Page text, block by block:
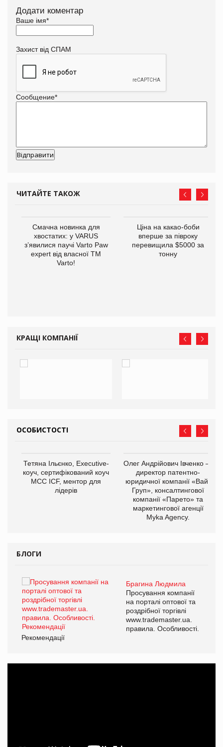
Додати коментар
Ваше імя*
Захист від СПАМ
Сообщение*
ЧИТАЙТЕ ТАКОЖ
Смачна новинка для
хвостатих: у VARUS
з’явилися паучі Varto Paw
expert від власної ТМ
Varto!
Ціна на какао-боби
вперше за півроку
перевищила $5000 за
тонну
КРАЩІ КОМПАНІЇ
ОСОБИСТОСТІ
Тетяна Ільєнко, Executive-
коуч, сертифікований коуч
МСС ICF, ментор для
лідерів
Олег Андрійович Івченко —
директор патентно-
юридичної компанії «Вайз
Груп», консалтингової
компанії «Парето» та
маркетингової агенції
Myka Agency.
БЛОГИ
Брагина Людмила
Просування компанії
на порталі оптової та
роздрібної торгівлі
www.trademaster.ua.
правила. Особливості.
Рекомендації